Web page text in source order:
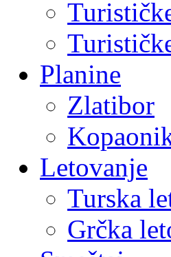
Planine
Zlatibor
Letovanje
Turska
Grčka